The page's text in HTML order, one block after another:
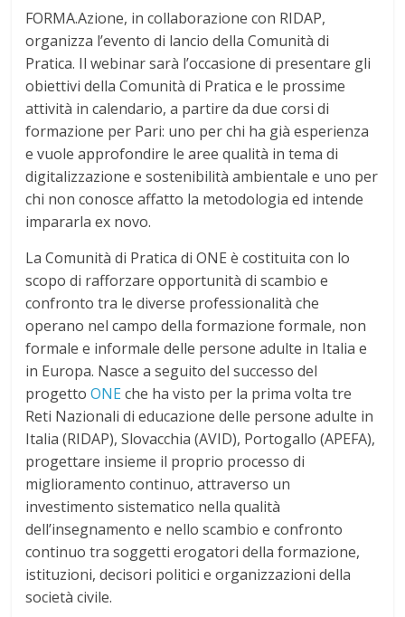
FORMA.Azione, in collaborazione con RIDAP,
organizza l’evento di lancio della Comunità di
Pratica. Il webinar sarà l’occasione di presentare gli
obiettivi della Comunità di Pratica e le prossime
attività in calendario, a partire da due corsi di
formazione per Pari: uno per chi ha già esperienza
e vuole approfondire le aree qualità in tema di
digitalizzazione e sostenibilità ambientale e uno per
chi non conosce affatto la metodologia ed intende
impararla ex novo.
La Comunità di Pratica di ONE è costituita con lo
scopo di rafforzare opportunità di scambio e
confronto tra le diverse professionalità che
operano nel campo della formazione formale, non
formale e informale delle persone adulte in Italia e
in Europa. Nasce a seguito del successo del
progettoONEche ha visto per la prima volta tre
Reti Nazionali di educazione delle persone adulte in
Italia (RIDAP), Slovacchia (AVID), Portogallo (APEFA),
progettare insieme il proprio processo di
miglioramento continuo, attraverso un
investimento sistematico nella qualità
dell’insegnamento e nello scambio e confronto
continuo tra soggetti erogatori della formazione,
istituzioni, decisori politici e organizzazioni della
società civile.